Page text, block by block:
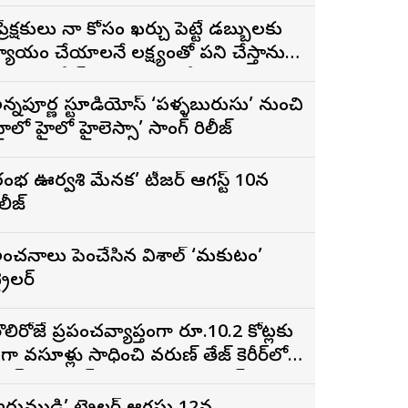
నా కోసం ఖర్చు పెట్టే డబ్బులకు
చేయాలనే లక్ష్యంతో పని చేస్తాను”
స్టూడియోస్ ‘పళ్ళబురుసు’ నుంచి
హైలో హైలెస్సా’ సాంగ్ రిలీజ్
ఊర్వశి మేనక’ టీజర్ ఆగస్ట్ 10న
పెంచేసిన విశాల్ ‘మకుటం’
ప్రపంచవ్యాప్తంగా రూ.10.2 కోట్లకు
వసూళ్లు సాధించి వరుణ్ తేజ్ కెరీర్‌లోనే